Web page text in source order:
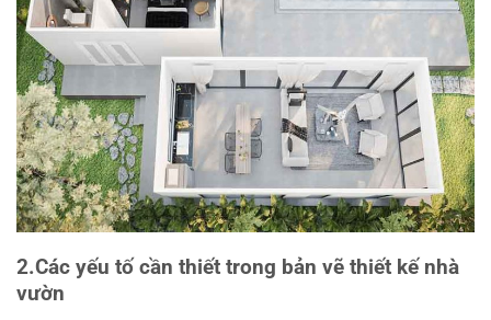
2.Các yếu tố cần thiết trong bản vẽ thiết kế nhà
vườn